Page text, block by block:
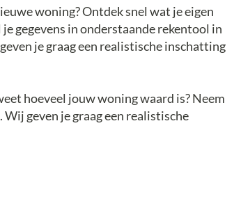
woning? Ontdek snel wat je eigen
gegevens in onderstaande rekentool in
je graag een realistische inschatting
hoeveel jouw woning waard is? Neem
geven je graag een realistische